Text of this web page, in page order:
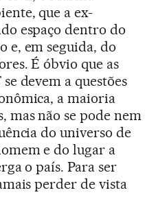
que a ex-
espaço dentro do
e, em seguida, do
É óbvio que as
devem a questões
a maioria
mas não se pode nem
do universo de
e do lugar a
o país. Para ser
perder de vista